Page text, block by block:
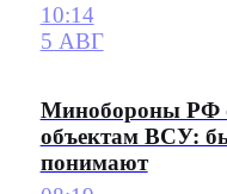
10:14
5 АВГ
Минобороны РФ
объектам ВСУ:
понимают